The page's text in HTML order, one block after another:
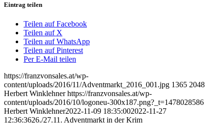
Eintrag teilen
Teilen auf Facebook
Teilen auf X
Teilen auf WhatsApp
Teilen auf Pinterest
Per E-Mail teilen
https://franzvonsales.at/wp-
content/uploads/2016/11/Adventmarkt_2016_001.jpg 1365 2048
Herbert Winklehner https://franzvonsales.at/wp-
content/uploads/2016/10/logoneu-300x187.png?_t=1478028586
Herbert Winklehner2022-11-09 18:35:002022-11-27
12:36:3626./27.11. Adventmarkt in der Krim